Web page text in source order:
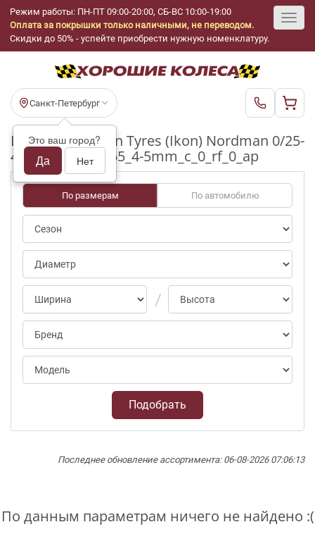
Режим работы: ПН-ПТ 09:00-20:00, СБ-ВС 10:00-19:00
Оплата за покрышки только наличными, не переводом.
Скидки до 50% - успейте приобрести нужную номенклатуру.
Санкт-Петербург
Это ваш город?
Да Нет
Шины бу Nokian Tyres (Ikon) Nordman 0/25-
49pct R15_195_65_4-5mm_c_0_rf_0_ap
По размерам По автомобилю
Подобрать
Последнее обновление ассортимента: 06-08-2026 07:06:13
По данным параметрам ничего не найдено :(